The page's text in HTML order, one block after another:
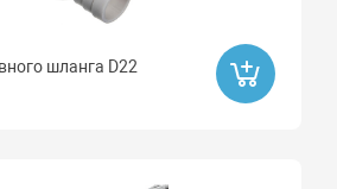
покрытием
шланга D22